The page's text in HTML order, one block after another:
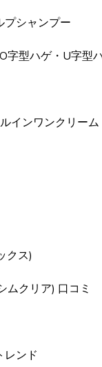
シャンプー
字型ハゲ・U字型
インワンクリーム
クス)
ムクリア) 口コミ
レンド